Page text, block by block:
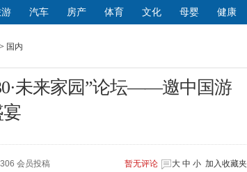
汽车 房产 体育 文化 母婴 健康
> 国内
未来家园”论坛——邀中国游
会员投稿 大 中 小 加入收藏夹
暂无评论